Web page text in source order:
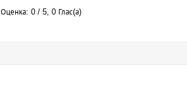
Оценка: 0 / 5, 0 Глас(а)